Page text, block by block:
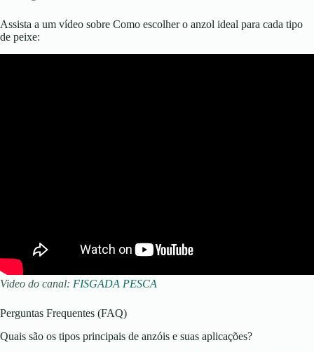
Assista a um vídeo sobre Como escolher o anzol ideal para cada tipo
de peixe:
Video do canal: FISGADA PESCA
Perguntas Frequentes (FAQ)
Quais são os tipos principais de anzóis e suas aplicações?